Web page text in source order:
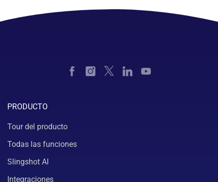
PRODUCTO
Tour del producto
Todas las funciones
Slingshot AI
Integraciones